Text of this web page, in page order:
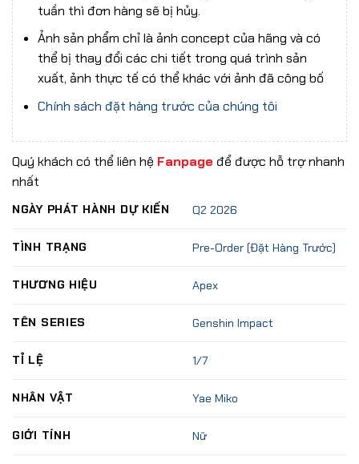
tuần thì đơn hàng sẽ bị hủy.
Ảnh sản phẩm chỉ là ảnh concept của hãng và có
thể bị thay đổi các chi tiết trong quá trình sản
xuất, ảnh thực tế có thể khác với ảnh đã công bố
Chính sách đặt hàng trước của chúng tôi
Quý khách có thể liên hệ Fanpage để được hỗ trợ nhanh
nhất
NGÀY PHÁT HÀNH DỰ KIẾN Q2 2026
TÌNH TRẠNG Pre-Order (Đặt Hàng Trước)
THƯƠNG HIỆU Apex
TÊN SERIES Genshin Impact
TỈ LỆ 1/7
NHÂN VẬT Yae Miko
GIỚI TÍNH Nữ